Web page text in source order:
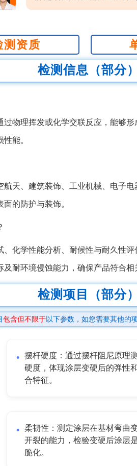
测资质
检测信息（部分）
物理挥发或化学交联反应，能够
能。
天、建筑装饰、工业机械、电子
的防护与装饰。
化学性能分析、耐候性与耐久性
耐环境侵蚀能力，确保产品符合相
检测项目（部分）
包含但不限于以下参数，如您需要其他的
摆杆硬度：通过摆杆阻尼原理
硬度，体现涂层变硬后的弹性
合特征。
柔韧性：测定涂层在基材弯曲
开裂的能力，检验变硬后涂层
脆化。